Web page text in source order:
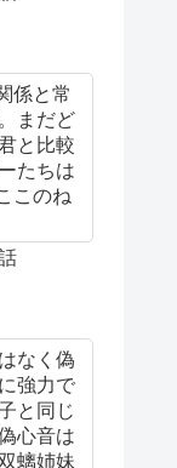
係と常
まだど
と比較
たちは
このね
なく偽
強力で
と同じ
心音は
螭姉妹